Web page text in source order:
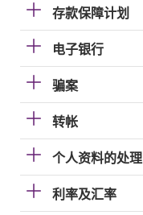
存款保障计划
电子银行
骗案
转帐
个人资料的处理
利率及汇率